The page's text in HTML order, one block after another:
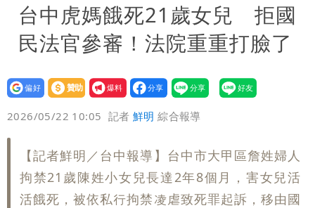
笑：真的很會
白海豚大亂！航空66架次取消、船班39
航次停航
姜厚任不信嫩女友「辣手摧花」 創演藝
工會最遺憾1事
白海豚勾到「台灣陸地」了！雙眼牆旋
繞 路徑擺盪
特斯拉衝夜市…猛撞12車！民眾嚇「賓士
救好幾條人命」
他揭日本捐AZ疫苗秘辛「專為台生
產」：終還陳時中清白
白海豚「大轉彎」機率非常小！明強度有
台中虎媽餓死21歲女兒 拒國
民法官參審！法院重重打臉了
設為
贊助
我要
爆料
2026/05/22 10:05 記者鮮明 綜合報導
【記者鮮明／台中報導】台中市大甲區詹姓婦人
拘禁21歲陳姓小女兒長達2年8個月，害女兒活
活餓死，被依私行拘禁凌虐致死罪起訴，移由國